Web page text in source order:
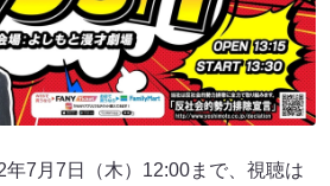
7月7日（木）12:00まで、視聴は